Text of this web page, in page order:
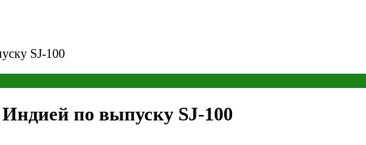
SJ-100
Индией по выпуску SJ-100